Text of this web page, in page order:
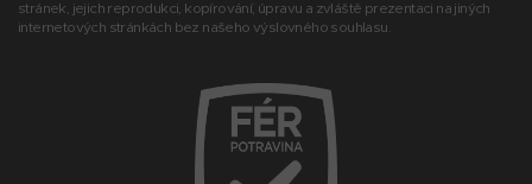
stránek, jejich reprodukci, kopírování, úpravu a zvláště prezentaci na jiných
internetových stránkách bez našeho výslovného souhlasu.